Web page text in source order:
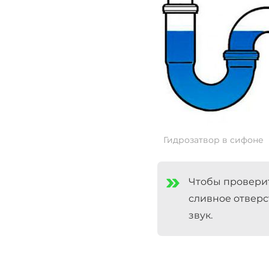
Гидрозатвор в сифоне
Чтобы
сливное
звук.